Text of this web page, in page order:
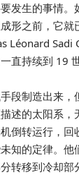
发生的事情。
形之前，它
Léonard Sadi
直持续到 19
段制造出来
述的太阳系
倒转运行，
知的定律。
转移到冷却部